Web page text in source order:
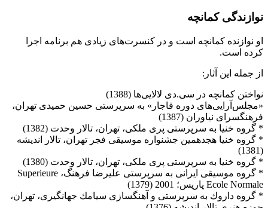
نوازندگی کمانچه
او نوازنده كمانچه است و در كنسرت‌های زیادی هم برنامه اجرا
كرده است.
از جمله این آثار:
نواختن كمانچه در سی.دی لالایی‌ها (1388‌)
«مجلس‌آرایی‌های دوره‌ قاجار» به سرپرستی حسین حمیدی تهران،
‌فرهنگسرای نیاوران (‌‌1387‌)
‌* گروه خنیا به سرپرستی پری ملكی، تهران، تالار وحدت (1382‌)
‌* گروه خنیا هجدهمین جشنواره موسیقی فجر تهران، تالار اندیشه
(1381‌)
‌* گروه خنیا به سرپرستی پری ملكی، تهران، تالار وحدت (1380‌)
‌* گروه موسیقی ایرانی به سرپرستی علیرضا فرهنگ، Superieure
Ecole Normale ‌پاریس؛ 2001 (1379‌)
‌* گروه داروك به سرپرستی و آهنگسازی سیامك جهانگیری، تهران،